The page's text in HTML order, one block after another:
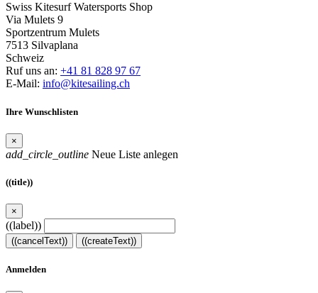
Swiss Kitesurf Watersports Shop
Via Mulets 9
Sportzentrum Mulets
7513 Silvaplana
Schweiz
Ruf uns an: +41 81 828 97 67
E-Mail: info@kitesailing.ch
Ihre Wunschlisten
×
add_circle_outline Neue Liste anlegen
((title))
×
((label))
((cancelText)) ((createText))
Anmelden